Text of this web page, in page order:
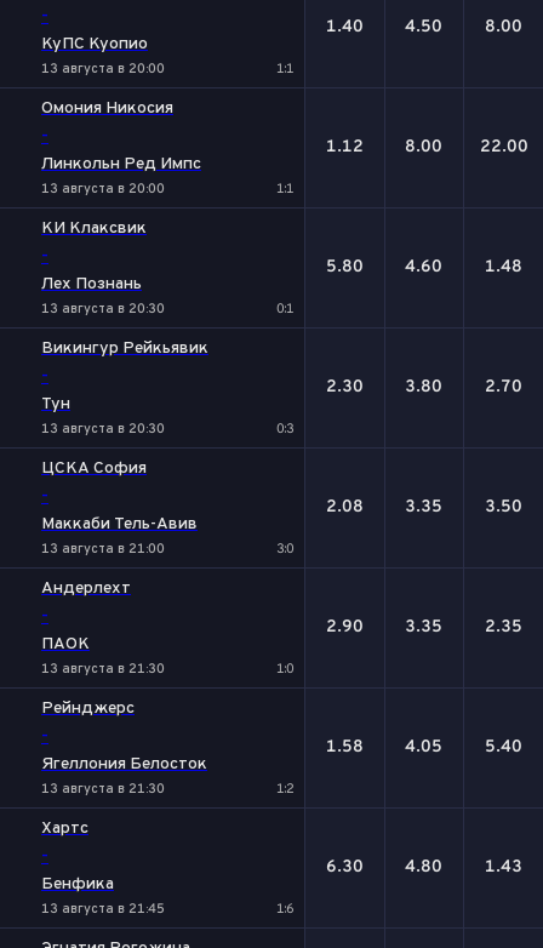
-
КуПС Куопио
13 августа в 20:00 1:1
1.40 4.50 8.00
Омония Никосия
-
Линкольн Ред Импс
13 августа в 20:00 1:1
1.12 8.00 22.00
КИ Клаксвик
-
Лех Познань
13 августа в 20:30 0:1
5.80 4.60 1.48
Викингур Рейкьявик
-
Тун
13 августа в 20:30 0:3
2.30 3.80 2.70
ЦСКА София
-
Маккаби Тель-Авив
13 августа в 21:00 3:0
2.08 3.35 3.50
Андерлехт
-
ПАОК
13 августа в 21:30 1:0
2.90 3.35 2.35
Рейнджерс
-
Ягеллония Белосток
13 августа в 21:30 1:2
1.58 4.05 5.40
Хартс
-
Бенфика
13 августа в 21:45 1:6
6.30 4.80 1.43